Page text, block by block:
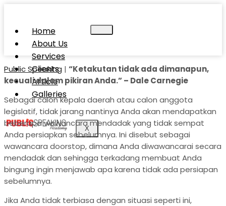
Home
About Us
Services
Clients
Article
Galleries
X
Public Speaking | “Ketakutan tidak ada dimanapun,
kecuali dalam pikiran Anda.” – Dale Carnegie
Sebagai calon kepala daerah atau calon anggota
legislatif, tidak jarang nantinya Anda akan mendapatkan
beberapa wawancara mendadak yang tidak sempat
Anda persiapkan sebelumnya. Ini disebut sebagai
wawancara doorstop, dimana Anda diwawancarai secara
mendadak dan sehingga terkadang membuat Anda
bingung ingin menjawab apa karena tidak ada persiapan
sebelumnya.
Jika Anda tidak terbiasa dengan situasi seperti ini,